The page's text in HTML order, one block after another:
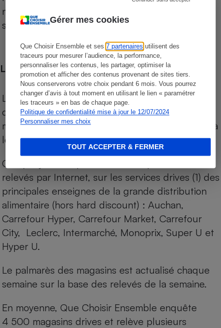
Gérer mes cookies
Que Choisir Ensemble et ses7 partenaires utilisent des
traceurs pour mesurer l’audience, la performance,
personnaliser les contenus, les partager, optimiser la
promotion et afficher des contenus provenant de sites tiers.
Nous conserverons votre choix pendant 6 mois. Vous pourrez
changer d’avis à tout moment en utilisant le lien « paramétrer
les traceurs » en bas de chaque page.
Politique de confidentialité mise à jour le 12/07/2024
Personnaliser mes choix
TOUT ACCEPTER & FERMER
niveau de prix des supermarchés, géolocalisés
sur le territoire français.
Les comparaisons de prix
Les comparaisons sont réalisées sur l’ensemble
des produits des magasins. Les produits de
marques de distributeurs (MDD) sont comparés à
leurs équivalents chez leurs concurrents.
Chaque jour, les prix de tous les produits sont
relevés par Internet, sur les services drives (1) des
principales enseignes de la grande distribution
alimentaire (hors hard discount) : Auchan,
Carrefour Hyper, Carrefour Market, Carrefour
City, Leclerc, Intermarché, Monoprix, Super U et
Hyper U.
Le palmarès des magasins est actualisé chaque
semaine sur la base des relevés de la semaine.
En moyenne, Que Choisir Ensemble enquête
4 500 magasins drives et relève plusieurs